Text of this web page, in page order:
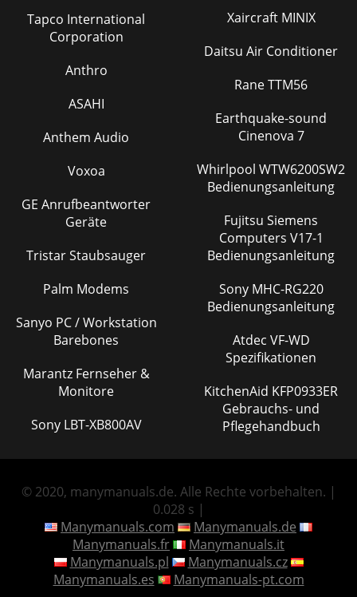
Tapco International
Corporation
Anthro
ASAHI
Anthem Audio
Voxoa
GE Anrufbeantworter
Geräte
Tristar Staubsauger
Palm Modems
Sanyo PC / Workstation
Barebones
Marantz Fernseher &
Monitore
Sony LBT-XB800AV
Xaircraft MINIX
Daitsu Air Conditioner
Rane TTM56
Earthquake-sound
Cinenova 7
Whirlpool WTW6200SW2
Bedienungsanleitung
Fujitsu Siemens
Computers V17-1
Bedienungsanleitung
Sony MHC-RG220
Bedienungsanleitung
Atdec VF-WD
Spezifikationen
KitchenAid KFP0933ER
Gebrauchs- und
Pflegehandbuch
© 2020, manymanuals.de. Alle Rechte vorbehalten. |
0.028 s |
Manymanuals.com
Manymanuals.de
Manymanuals.fr
Manymanuals.it
Manymanuals.pl
Manymanuals.cz
Manymanuals.es
Manymanuals-pt.com